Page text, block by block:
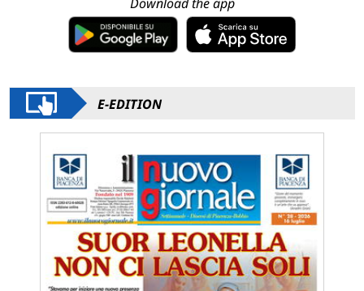
Download the app
E-EDITION